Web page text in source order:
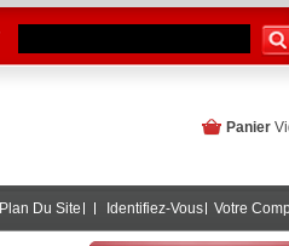
Panier
Plan Du Site Identifiez-Vous Votre